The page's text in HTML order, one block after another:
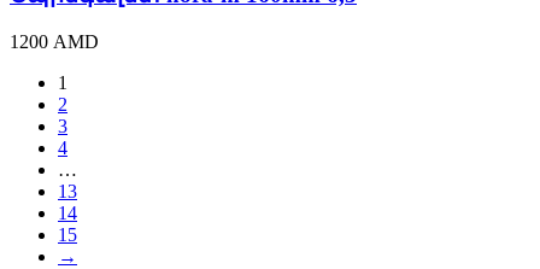
6,5
quantity
1200 AMD
1
2
3
4
…
13
14
15
→